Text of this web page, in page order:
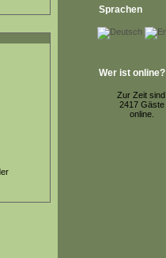
Sprachen
Wer ist online?
Zur Zeit sind
2417 Gäste
online.